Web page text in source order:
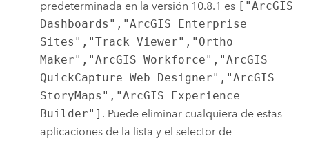
predeterminada en la versión 10.8.1 es ["ArcGIS
Dashboards","ArcGIS Enterprise
Sites","Track Viewer","Ortho
Maker","ArcGIS Workforce","ArcGIS
QuickCapture Web Designer","ArcGIS
StoryMaps","ArcGIS Experience
Builder"] . Puede eliminar cualquiera de estas
aplicaciones de la lista y el selector de